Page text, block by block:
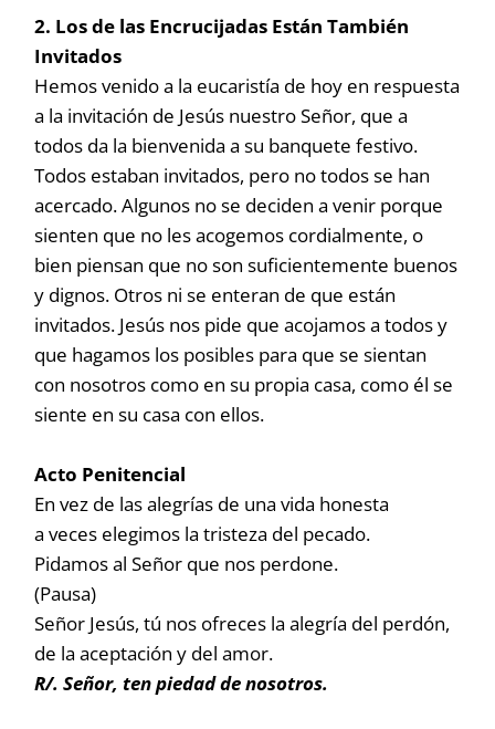
2. Los de las Encrucijadas Están También
Invitados
Hemos venido a la eucaristía de hoy en respuesta
a la invitación de Jesús nuestro Señor, que a
todos da la bienvenida a su banquete festivo.
Todos estaban invitados, pero no todos se han
acercado. Algunos no se deciden a venir porque
sienten que no les acogemos cordialmente, o
bien piensan que no son suficientemente buenos
y dignos. Otros ni se enteran de que están
invitados. Jesús nos pide que acojamos a todos y
que hagamos los posibles para que se sientan
con nosotros como en su propia casa, como él se
siente en su casa con ellos.
Acto Penitencial
En vez de las alegrías de una vida honesta
a veces elegimos la tristeza del pecado.
Pidamos al Señor que nos perdone.
(Pausa)
Señor Jesús, tú nos ofreces la alegría del perdón,
de la aceptación y del amor.
R/. Señor, ten piedad de nosotros.